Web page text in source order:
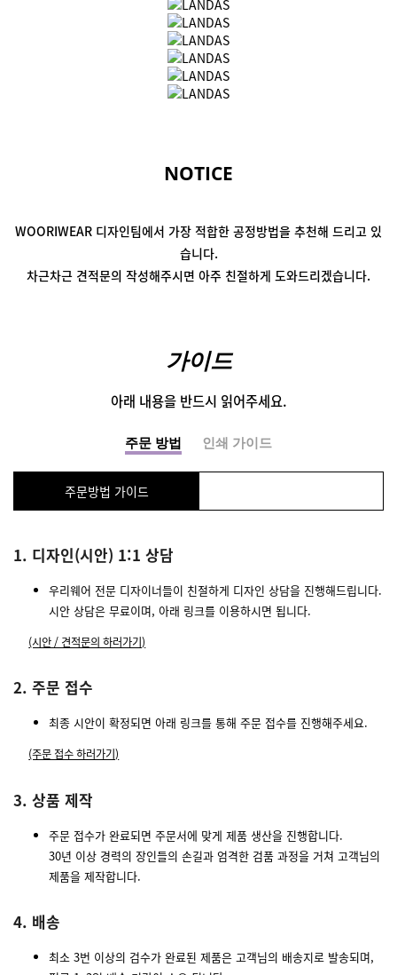
NOTICE
WOORIWEAR 디자인팀에서 가장 적합한 공정방법을 추천해 드리고 있
습니다.
차근차근 견적문의 작성해주시면 아주 친절하게 도와드리겠습니다.
가이드
아래 내용을 반드시 읽어주세요.
주문 방법 인쇄 가이드
주문방법 가이드
1. 디자인(시안) 1:1 상담
우리웨어 전문 디자이너들이 친절하게 디자인 상담을 진행해드립니다.
시안 상담은 무료이며, 아래 링크를 이용하시면 됩니다.
(시안 / 견적문의 하러가기)
2. 주문 접수
최종 시안이 확정되면 아래 링크를 통해 주문 접수를 진행해주세요.
(주문 접수 하러가기)
3. 상품 제작
주문 접수가 완료되면 주문서에 맞게 제품 생산을 진행합니다.
30년 이상 경력의 장인들의 손길과 엄격한 검품 과정을 거쳐 고객님의
제품을 제작합니다.
4. 배송
최소 3번 이상의 검수가 완료된 제품은 고객님의 배송지로 발송되며,